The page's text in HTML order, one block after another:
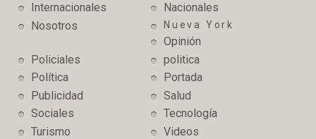
Internacionales
Nacionales
Nosotros
Nueva York
Opinión
Policiales
politica
Política
Portada
Publicidad
Salud
Sociales
Tecnología
Turismo
Videos